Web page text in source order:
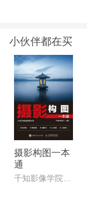
京大学外国语
中国新闻摄影学
一。多年负责
和指挥重大新
小伙伴都在买
摄影构图一本
通